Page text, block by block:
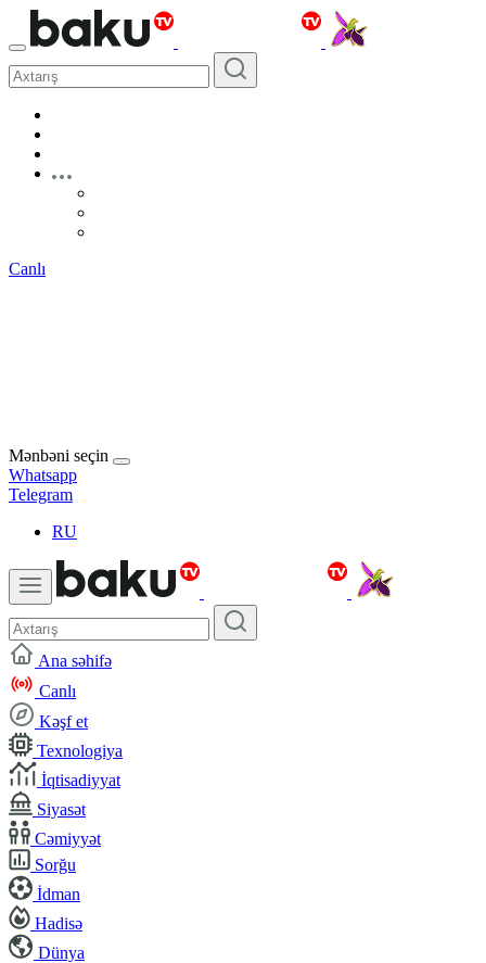
Canlı
Mənbəni seçin
Whatsapp
Telegram
RU
Ana səhifə
Canlı
Kəşf et
Texnologiya
İqtisadiyyat
Siyasət
Cəmiyyət
Sorğu
İdman
Hadisə
Dünya